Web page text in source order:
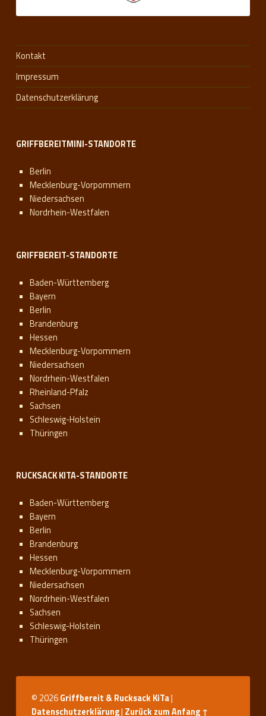
Kontakt
Impressum
Datenschutzerklärung
GRIFFBEREITMINI-STANDORTE
Berlin
Mecklenburg-Vorpommern
Niedersachsen
Nordrhein-Westfalen
GRIFFBEREIT-STANDORTE
Baden-Württemberg
Bayern
Berlin
Brandenburg
Hessen
Mecklenburg-Vorpommern
Niedersachsen
Nordrhein-Westfalen
Rheinland-Pfalz
Sachsen
Schleswig-Holstein
Thüringen
RUCKSACK KITA-STANDORTE
Baden-Württemberg
Bayern
Berlin
Brandenburg
Hessen
Mecklenburg-Vorpommern
Niedersachsen
Nordrhein-Westfalen
Sachsen
Schleswig-Holstein
Thüringen
© 2026Griffbereit & Rucksack KiTa|
Datenschutzerklärung| Zurück zum Anfang ↑